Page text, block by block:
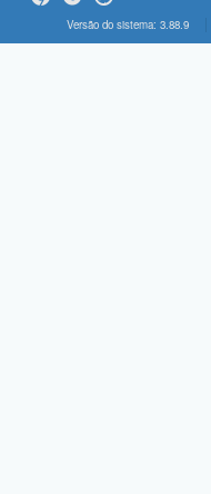
Versão do sistema: 3.88.9